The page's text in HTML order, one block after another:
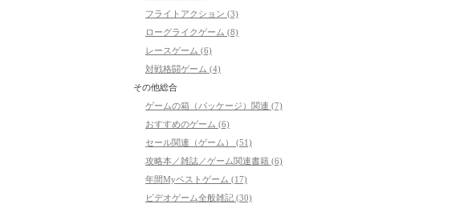
フライトアクション (3)
ローグライクゲーム (8)
レースゲーム (6)
対戦格闘ゲーム (4)
その他総合
ゲームの箱（パッケージ）関連 (7)
おすすめのゲーム (6)
セール関連（ゲーム） (51)
攻略本／雑誌／ゲーム関連書籍 (6)
年間Myベストゲーム (17)
ビデオゲーム全般雑記 (30)